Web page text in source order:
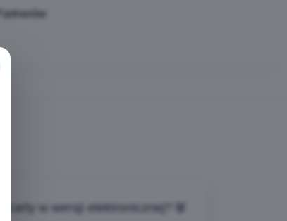
w wersji elektronicznej?